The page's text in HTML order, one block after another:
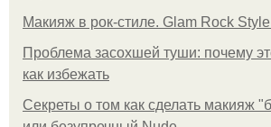
Макияж в рок-стиле. Glam Rock
Проблема засохшей туши: почему
как избежать
Секреты о том как сделать макияж